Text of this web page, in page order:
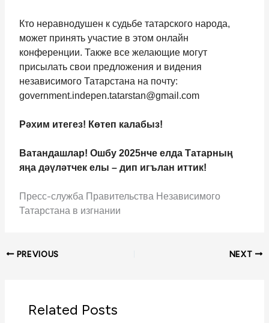
Кто неравнодушен к судьбе татарского народа,
может принять участие в этом онлайн
конференции. Также все желающие могут
присылать свои предложения и видения
независимого Татарстана на почту:
government.indepen.tatarstan@gmail.com
Рәхим итегез! Көтеп калабыз!
Ватандашлар! Ошбу 2025нче елда Татарның
яңа дәүләтчек елы – дип игълан иттик!
Пресс-служба Правительства Независимого
Татарстана в изгнании
PREVIOUS NEXT
Related Posts